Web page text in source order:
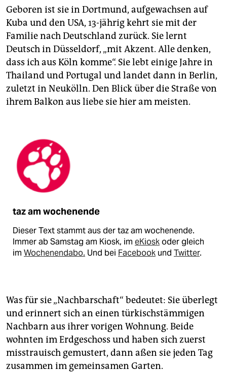
Geboren ist sie in Dortmund, aufgewachsen auf
Kuba und den USA, 13-jährig kehrt sie mit der
Familie nach Deutschland zurück. Sie lernt
Deutsch in Düsseldorf, „mit Akzent. Alle denken,
dass ich aus Köln komme“. Sie lebt einige Jahre in
Thailand und Portugal und landet dann in Berlin,
zuletzt in Neukölln. Den Blick über die Straße von
ihrem Balkon aus liebe sie hier am meisten.
taz am wochenende
Dieser Text stammt aus der taz am wochenende.
Immer ab Samstag am Kiosk, im eKioskoder gleich
im Wochenendabo. Und bei Facebook und Twitter.
Was für sie „Nachbarschaft“ bedeutet: Sie überlegt
und erinnert sich an einen türkischstämmigen
Nachbarn aus ihrer vorigen Wohnung. Beide
wohnten im Erdgeschoss und haben sich zuerst
misstrauisch gemustert, dann aßen sie jeden Tag
zusammen im gemeinsamen Garten.